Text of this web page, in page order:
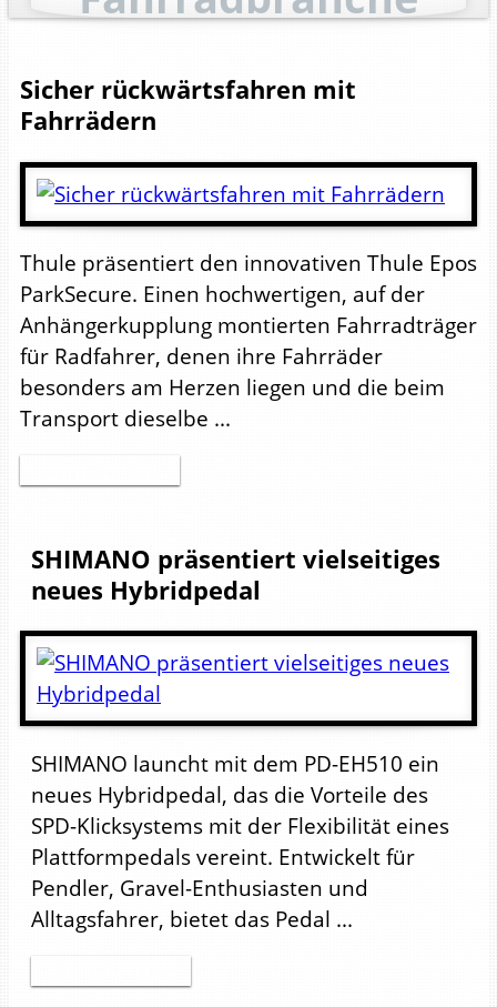
Sicher rückwärtsfahren mit
Fahrrädern
Thule präsentiert den innovativen Thule Epos
ParkSecure. Einen hochwertigen, auf der
Anhängerkupplung montierten Fahrradträger
für Radfahrer, denen ihre Fahrräder
besonders am Herzen liegen und die beim
Transport dieselbe ...
SHIMANO präsentiert vielseitiges
neues Hybridpedal
SHIMANO launcht mit dem PD-EH510 ein
neues Hybridpedal, das die Vorteile des
SPD-Klicksystems mit der Flexibilität eines
Plattformpedals vereint. Entwickelt für
Pendler, Gravel-Enthusiasten und
Alltagsfahrer, bietet das Pedal ...